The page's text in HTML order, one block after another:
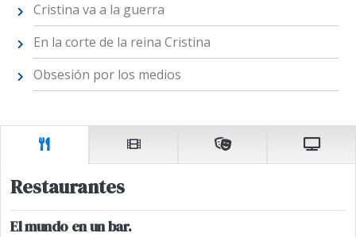
Cristina va a la guerra
En la corte de la reina Cristina
Obsesión por los medios
Restaurantes
El mundo en un bar.